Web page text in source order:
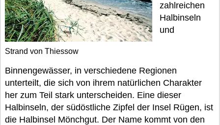
Strand von Thiessow
zahlreichen
Halbinseln
und
Binnengewässer, in verschiedene Regionen
unterteilt, die sich von ihrem natürlichen Charakter
her zum Teil stark unterscheiden. Eine dieser
Halbinseln, der südöstliche Zipfel der Insel Rügen, ist
die Halbinsel Mönchgut. Der Name kommt von den